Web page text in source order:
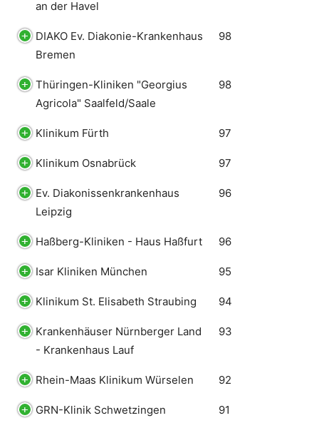
an der Havel
DIAKO Ev. Diakonie-Krankenhaus
Bremen
98
Thüringen-Kliniken "Georgius
Agricola" Saalfeld/Saale
98
Klinikum Fürth 97
Klinikum Osnabrück 97
Ev. Diakonissenkrankenhaus
Leipzig
96
Haßberg-Kliniken - Haus Haßfurt 96
Isar Kliniken München 95
Klinikum St. Elisabeth Straubing 94
Krankenhäuser Nürnberger Land
- Krankenhaus Lauf
93
Rhein-Maas Klinikum Würselen 92
GRN-Klinik Schwetzingen 91